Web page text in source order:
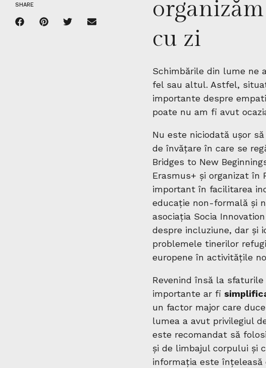
SHARE
cu zi
Schimbările din lume ne
fel sau altul. Astfel,
importante despre
poate nu am fi avut
Nu este niciodată ușor
de învățare în care se
Bridges to New
Erasmus+ și organizat în
important în facilitarea
educație non-formală și
asociația Socia
despre incluziune, dar și
problemele tinerilor
europene în activitățile
Revenind însă la
importante ar fi
un factor major care
lumea a avut privilegiul
este recomandat să
și de limbajul corpului și
informația este înțeleasă